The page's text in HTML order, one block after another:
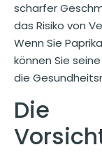
scharfer
das Risiko von
Wenn Sie
können Sie
die
Die